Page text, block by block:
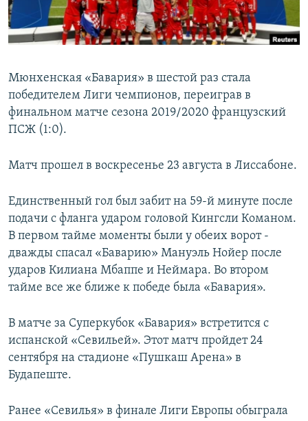
Мюнхенская «Бавария» в шестой раз стала
победителем Лиги чемпионов, переиграв в
финальном матче сезона 2019/2020 французский
ПСЖ (1:0).
Матч прошел в воскресенье 23 августа в Лиссабоне.
Единственный гол был забит на 59-й минуте после
подачи с фланга ударом головой Кингсли Команом.
В первом тайме моменты были у обеих ворот -
дважды спасал «Баварию» Мануэль Нойер после
ударов Килиана Мбаппе и Неймара. Во втором
тайме все же ближе к победе была «Бавария».
В матче за Суперкубок «Бавария» встретится с
испанской «Севильей». Этот матч пройдет 24
сентября на стадионе «Пушкаш Арена» в
Будапеште.
Ранее «Севилья» в финале Лиги Европы обыграла